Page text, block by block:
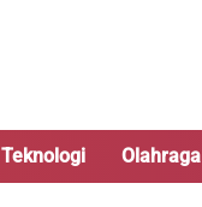
Teknologi Olahraga